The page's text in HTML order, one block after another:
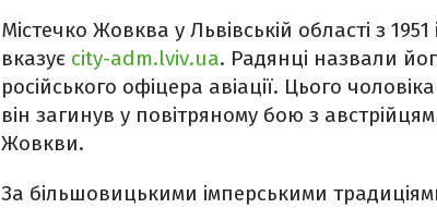
Містечко Жовква у Львівській області з
вказує city-adm.lviv.ua. Радянці назвали
російського офіцера авіації. Цього
він загинув у повітряному бою з
Жовкви.
За більшовицькими імперськими